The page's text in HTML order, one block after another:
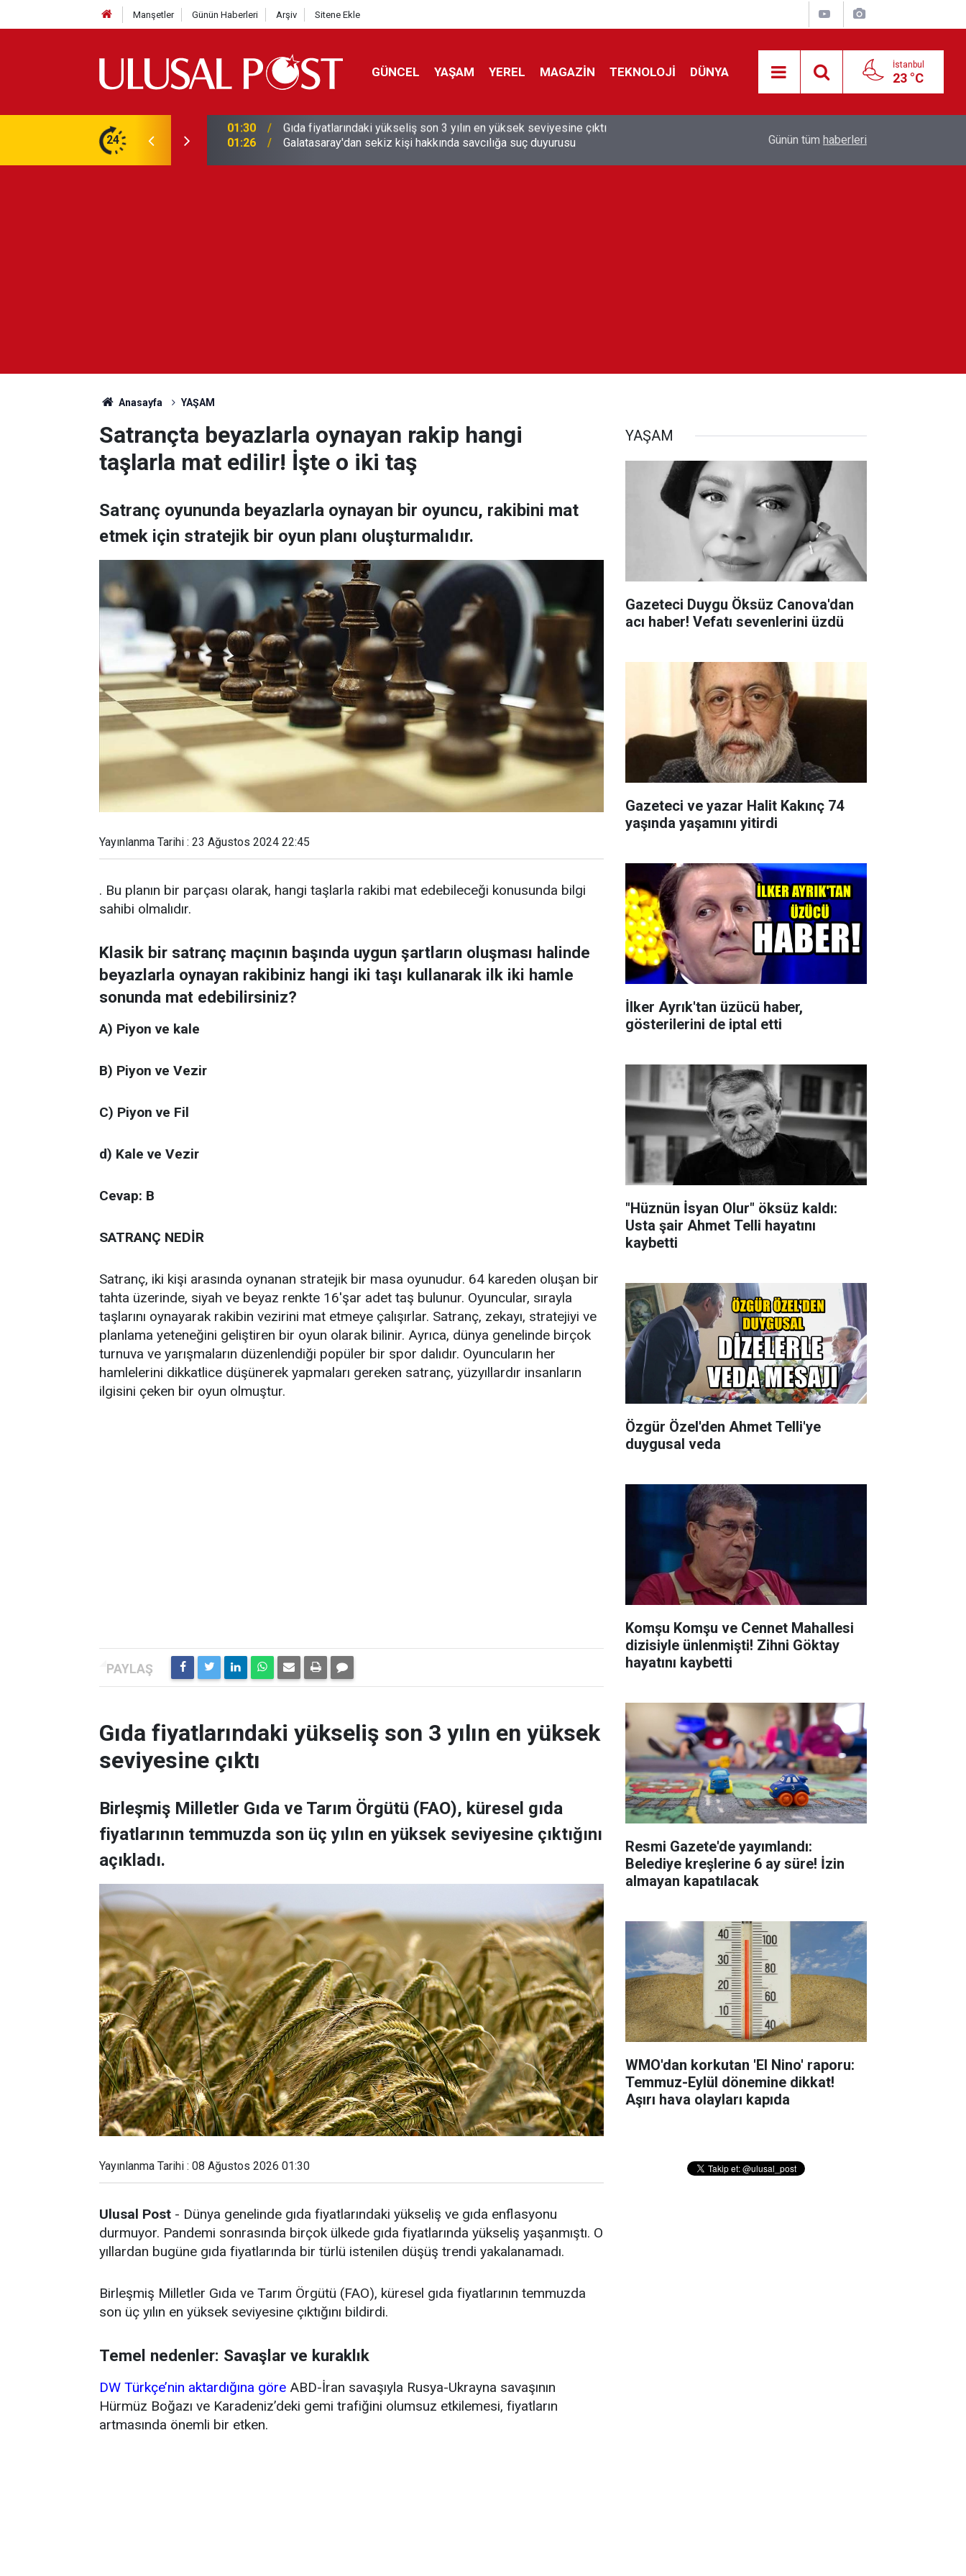
Manşetler Günün Haberleri Arşiv Sitene Ekle
GÜNCEL YAŞAM YEREL MAGAZİN TEKNOLOJİ DÜNYA İstanbul
23 °C
24
en yüksek seviyesine çıktı 01:26 Galatasaray'dan sekiz kişi hakkında savcılığa suç duyurusu
kontrol edecek
Günün tüm haberleri
Anasayfa YAŞAM
Satrançta beyazlarla oynayan rakip hangi
taşlarla mat edilir! İşte o iki taş
Satranç oyununda beyazlarla oynayan bir oyuncu, rakibini mat
etmek için stratejik bir oyun planı oluşturmalıdır.
Yayınlanma Tarihi : 23 Ağustos 2024 22:45
. Bu planın bir parçası olarak, hangi taşlarla rakibi mat edebileceği konusunda bilgi
sahibi olmalıdır.
Klasik bir satranç maçının başında uygun şartların oluşması halinde
beyazlarla oynayan rakibiniz hangi iki taşı kullanarak ilk iki hamle
sonunda mat edebilirsiniz?
A) Piyon ve kale
B) Piyon ve Vezir
C) Piyon ve Fil
d) Kale ve Vezir
Cevap: B
SATRANÇ NEDİR
Satranç, iki kişi arasında oynanan stratejik bir masa oyunudur. 64 kareden oluşan bir
tahta üzerinde, siyah ve beyaz renkte 16'şar adet taş bulunur. Oyuncular, sırayla
taşlarını oynayarak rakibin vezirini mat etmeye çalışırlar. Satranç, zekayı, stratejiyi ve
planlama yeteneğini geliştiren bir oyun olarak bilinir. Ayrıca, dünya genelinde birçok
turnuva ve yarışmaların düzenlendiği popüler bir spor dalıdır. Oyuncuların her
hamlelerini dikkatlice düşünerek yapmaları gereken satranç, yüzyıllardır insanların
ilgisini çeken bir oyun olmuştur.
Gıda fiyatlarındaki yükseliş son 3 yılın en yüksek
seviyesine çıktı
Birleşmiş Milletler Gıda ve Tarım Örgütü (FAO), küresel gıda
fiyatlarının temmuzda son üç yılın en yüksek seviyesine çıktığını
açıkladı.
Yayınlanma Tarihi : 08 Ağustos 2026 01:30
Ulusal Post - Dünya genelinde gıda fiyatlarındaki yükseliş ve gıda enflasyonu
durmuyor. Pandemi sonrasında birçok ülkede gıda fiyatlarında yükseliş yaşanmıştı. O
yıllardan bugüne gıda fiyatlarında bir türlü istenilen düşüş trendi yakalanamadı.
Birleşmiş Milletler Gıda ve Tarım Örgütü (FAO), küresel gıda fiyatlarının temmuzda
son üç yılın en yüksek seviyesine çıktığını bildirdi.
Temel nedenler: Savaşlar ve kuraklık
DW Türkçe’nin aktardığına göre ABD-İran savaşıyla Rusya-Ukrayna savaşının
Hürmüz Boğazı ve Karadeniz’deki gemi trafiğini olumsuz etkilemesi, fiyatların
artmasında önemli bir etken.
YAŞAM
Gazeteci Duygu Öksüz Canova'dan
acı haber! Vefatı sevenlerini üzdü
Gazeteci ve yazar Halit Kakınç 74
yaşında yaşamını yitirdi
İlker Ayrık'tan üzücü haber,
gösterilerini de iptal etti
"Hüznün İsyan Olur" öksüz kaldı:
Usta şair Ahmet Telli hayatını
kaybetti
Özgür Özel'den Ahmet Telli'ye
duygusal veda
Komşu Komşu ve Cennet Mahallesi
dizisiyle ünlenmişti! Zihni Göktay
hayatını kaybetti
Resmi Gazete'de yayımlandı:
Belediye kreşlerine 6 ay süre! İzin
almayan kapatılacak
WMO'dan korkutan 'El Nino' raporu:
Temmuz-Eylül dönemine dikkat!
Aşırı hava olayları kapıda